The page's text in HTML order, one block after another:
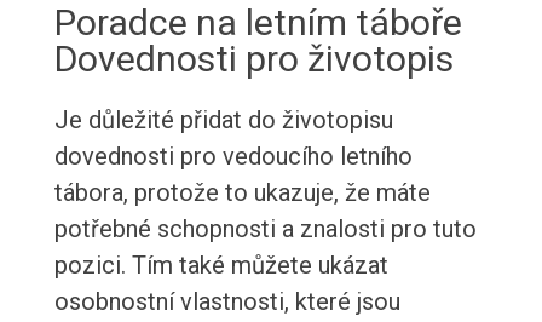
Poradce na letním táboře
Dovednosti pro životopis
Je důležité přidat do životopisu
dovednosti pro vedoucího letního
tábora, protože to ukazuje, že máte
potřebné schopnosti a znalosti pro tuto
pozici. Tím také můžete ukázat
osobnostní vlastnosti, které jsou